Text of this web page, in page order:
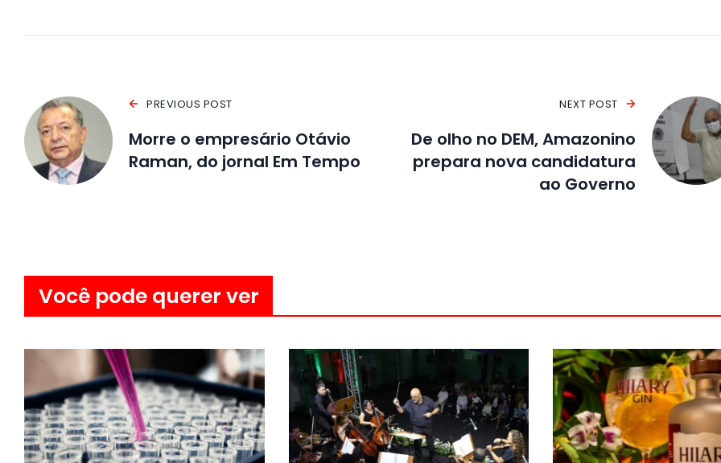
PREVIOUS POST
Morre o empresário Otávio
Raman, do jornal Em Tempo
NEXT POST
De olho no DEM, Amazonino
prepara nova candidatura
ao Governo
Você pode querer ver